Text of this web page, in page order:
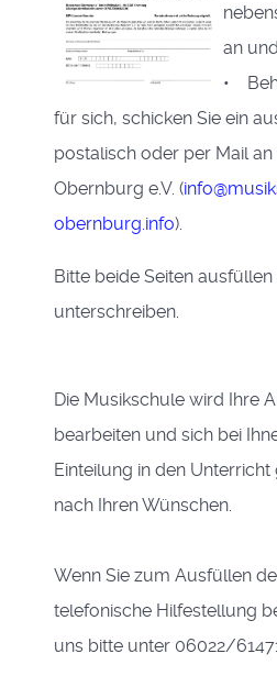
an
•
für sich, schicken Sie ein
postalisch oder per Mail
Obernburg e.V. (
obernburg.info).
Bitte beide Seiten
unterschreiben.
Die Musikschule wird Ihre
bearbeiten und sich bei
Einteilung in den
nach Ihren Wünschen.
Wenn Sie zum Ausfüllen
telefonische Hilfestellung
uns bitte unter 06022/